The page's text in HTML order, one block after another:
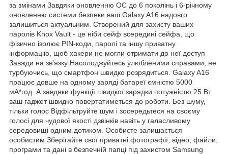
за змінами Завдяки оновленню ОС до 6 поколінь і 6-річному
оновленню системи безпеки ваш Galaxy A16 надовго
залишиться актуальним. Створений для захисту ваших
паролів Knox Vault - це ніби сейф всередині сейфа, що
фізично ізолює PIN-коди, паролі та іншу приватну
інформацію, щоб хакери не могли отримати до неї доступ
Завжди на зв’язку Насолоджуйтесь улюбленими справами, не
турбуючись, що смартфон швидко розрядиться. Galaxy A16
працює довше на одному заряді батареї ємністю 5000
мА*год. А завдяки функції швидкої зарядки потужністю 25 Вт
ваш гаджет швидко повертатиметься до роботи. Без шуму,
тільки голос Відфільтруйте шум і зосередьтеся на своєму
голосі для чудової якості дзвінків навіть у галасливому
середовищі одним дотиком. Особисте залишається
особистим Зберігайте свої приватні фотографії, відео, файли,
програми та дані в безпечній папці під захистом Samsung